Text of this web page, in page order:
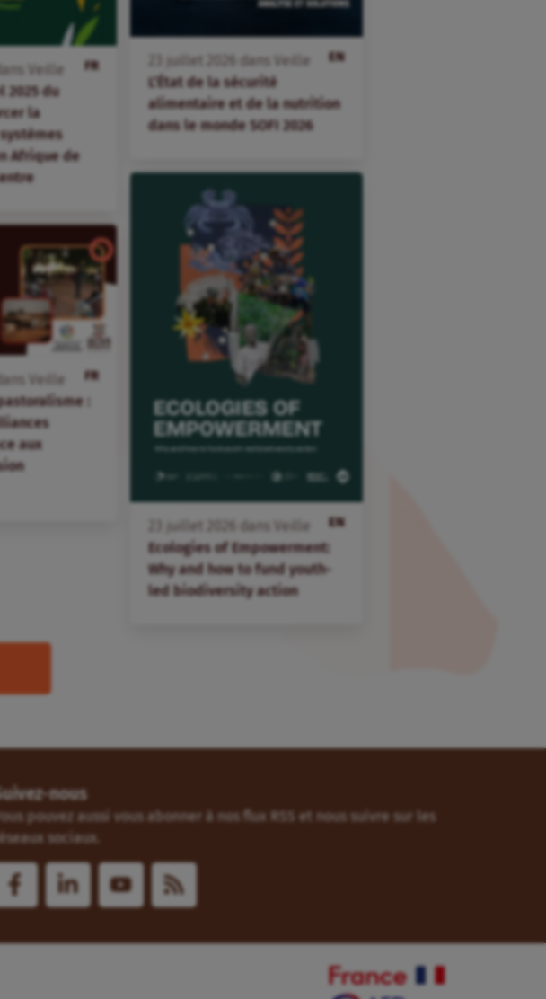
FR
Veille
2025 du
la
Afrique de
EN
juillet dans
Veille
L’État de la sécurité
alimentaire et de la nutrition
dans le monde SOFI 2026
EN
juillet dans Veille
Ecologies of Empowerment:
Why and how to fund youth-
led biodiversity action
FR
dans Veille
:
aux
nous
pouvez aussi vous abonner à nos flux RSS et nous suivre sur les
sociaux.